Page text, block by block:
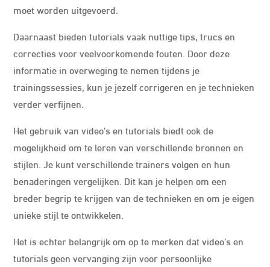
moet worden uitgevoerd.
Daarnaast bieden tutorials vaak nuttige tips, trucs en
correcties voor veelvoorkomende fouten. Door deze
informatie in overweging te nemen tijdens je
trainingssessies, kun je jezelf corrigeren en je technieken
verder verfijnen.
Het gebruik van video’s en tutorials biedt ook de
mogelijkheid om te leren van verschillende bronnen en
stijlen. Je kunt verschillende trainers volgen en hun
benaderingen vergelijken. Dit kan je helpen om een
breder begrip te krijgen van de technieken en om je eigen
unieke stijl te ontwikkelen.
Het is echter belangrijk om op te merken dat video’s en
tutorials geen vervanging zijn voor persoonlijke